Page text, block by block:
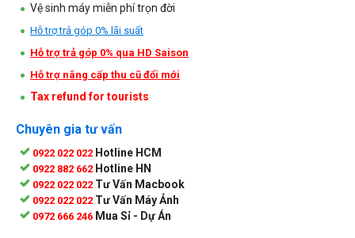
Vệ sinh máy miễn phí trọn đời
Hỗ trợ trả góp 0% lãi suất
Hỗ trợ trả góp 0% qua HD Saison
Hỗ trợ nâng cấp thu cũ đổi mới
Tax refund for tourists
Chuyên gia tư vấn
0922 022 022 Hotline HCM
0922 882 662 Hotline HN
0922 022 022 Tư Vấn Macbook
0922 022 022 Tư Vấn Máy Ảnh
0972 666 246 Mua Sỉ - Dự Án